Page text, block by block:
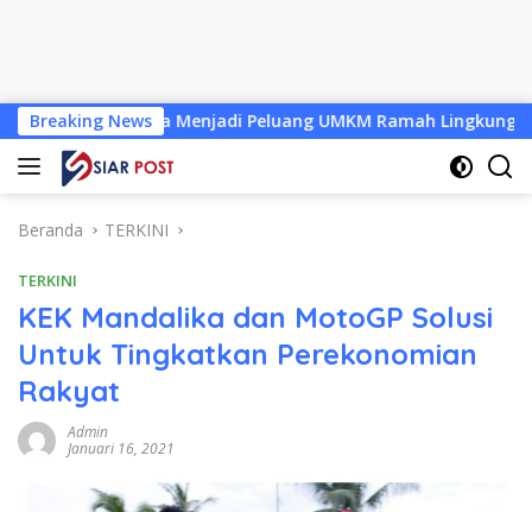
Langsung
ke
konten
Breaking News
Menjadi Peluang UMKM Ramah Lingkungan Desa
Beranda TERKINI
TERKINI
KEK Mandalika dan MotoGP Solusi
Untuk Tingkatkan Perekonomian
Rakyat
Admin
Januari 16, 2021